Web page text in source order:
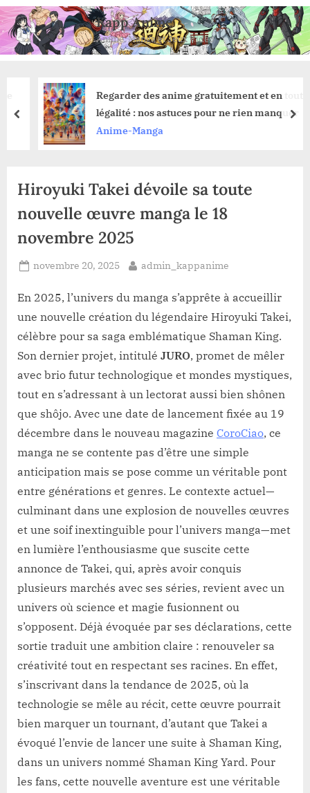
Skip
to
content
Kapp Anime
Anime, Manga et Jeux Vidéo
Regarder des anime gratuitement et en toute
légalité : nos astuces pour ne rien manquer
Anime-Manga
prev
Hiroyuki Takei dévoile sa toute
nouvelle œuvre manga le 18
novembre 2025
Posted
novembre 20, 2025 By
admin_kappanime
En 2025, l’univers du manga s’apprête à accueillir
une nouvelle création du légendaire Hiroyuki Takei,
célèbre pour sa saga emblématique Shaman King.
Son dernier projet, intitulé JURO, promet de mêler
avec brio futur technologique et mondes mystiques,
tout en s’adressant à un lectorat aussi bien shônen
que shôjo. Avec une date de lancement fixée au 19
décembre dans le nouveau magazine CoroCiao, ce
manga ne se contente pas d’être une simple
anticipation mais se pose comme un véritable pont
entre générations et genres. Le contexte actuel—
culminant dans une explosion de nouvelles œuvres
et une soif inextinguible pour l’univers manga—met
en lumière l’enthousiasme que suscite cette
annonce de Takei, qui, après avoir conquis
plusieurs marchés avec ses séries, revient avec un
univers où science et magie fusionnent ou
s’opposent. Déjà évoquée par ses déclarations, cette
sortie traduit une ambition claire : renouveler sa
créativité tout en respectant ses racines. En effet,
s’inscrivant dans la tendance de 2025, où la
technologie se mêle au récit, cette œuvre pourrait
bien marquer un tournant, d’autant que Takei a
évoqué l’envie de lancer une suite à Shaman King,
dans un univers nommé Shaman King Yard. Pour
les fans, cette nouvelle aventure est une véritable